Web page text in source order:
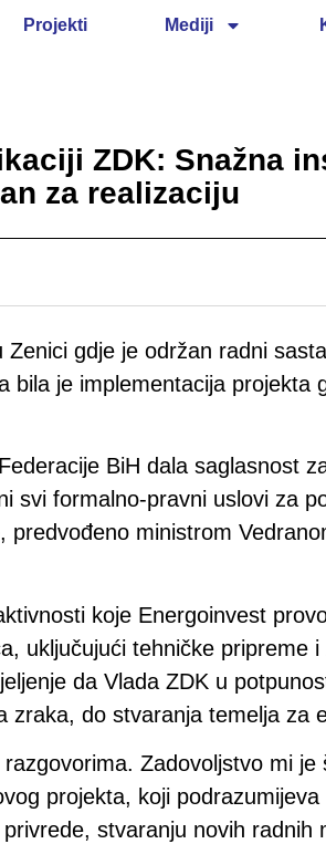
Projekti Mediji
ZDK: Snažna
za realizaciju
gdje je održan radni
je implementacija projekta
BiH dala saglasnost
svi formalno-pravni uslovi za
ministrom
koje Energoinvest
uključujući tehničke pripreme
da Vlada ZDK u
do stvaranja temelja za
Zadovoljstvo mi
projekta, koji
stvaranju novih radnih